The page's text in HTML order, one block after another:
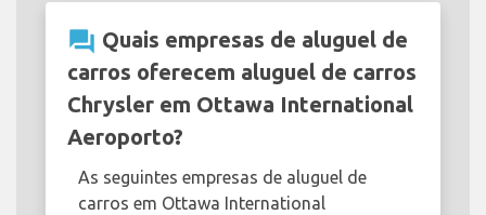
question_answer Quais empresas de aluguel de
carros oferecem aluguel de carros
Chrysler em Ottawa International
Aeroporto?
As seguintes empresas de aluguel de
carros em Ottawa International